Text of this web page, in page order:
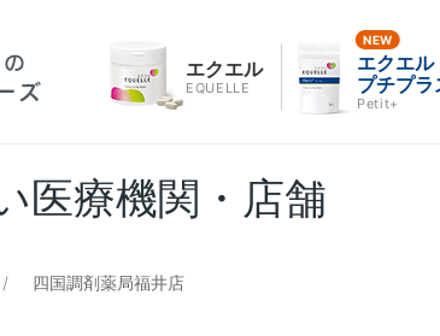
エクエル
EQUELLE
エクエル
プチプラ
Petit+
医療機関・店舗
四国調剤薬局福井店